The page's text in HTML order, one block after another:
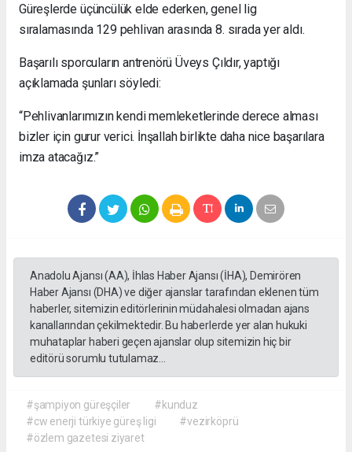
Güreşlerde üçüncülük elde ederken, genel lig
sıralamasında 129 pehlivan arasında 8. sırada yer aldı.
Başarılı sporcuların antrenörü Üveys Çıldır, yaptığı
açıklamada şunları söyledi:
“Pehlivanlarımızın kendi memleketlerinde derece alması
bizler için gurur verici. İnşallah birlikte daha nice başarılara
imza atacağız.”
Anadolu Ajansı (AA), İhlas Haber Ajansı (İHA), Demirören
Haber Ajansı (DHA) ve diğer ajanslar tarafından eklenen tüm
haberler, sitemizin editörlerinin müdahalesi olmadan ajans
kanallarından çekilmektedir. Bu haberlerde yer alan hukuki
muhataplar haberi geçen ajanslar olup sitemizin hiç bir
editörü sorumlu tutulamaz...
#şampiyon güreşçiler
#kunduz
#cw enerji türkiye güreş ligi
#vezirköprü
#özlem gazetesi ziyaret